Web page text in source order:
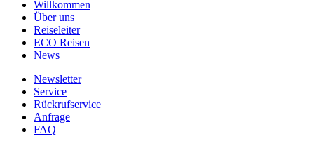
Willkommen
Über uns
Reiseleiter
ECO Reisen
News
Newsletter
Service
Rückrufservice
Anfrage
FAQ